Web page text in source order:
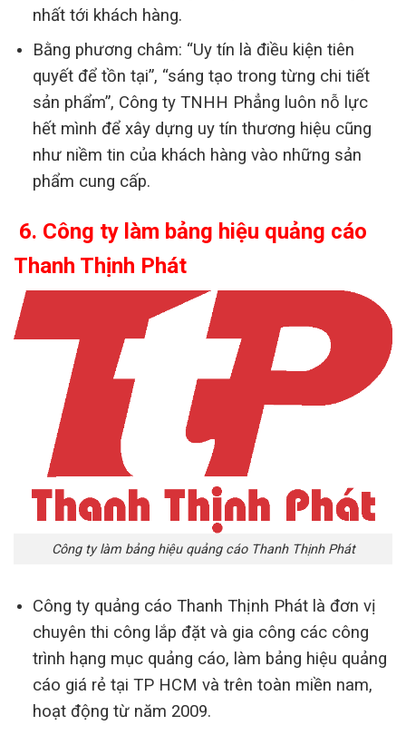
nhất tới khách hàng.
Bằng phương châm: “Uy tín là điều kiện tiên
quyết để tồn tại”, “sáng tạo trong từng chi tiết
sản phẩm”, Công ty TNHH Phẳng luôn nỗ lực
hết mình để xây dựng uy tín thương hiệu cũng
như niềm tin của khách hàng vào những sản
phẩm cung cấp.
6. Công ty làm bảng hiệu quảng cáo
Thanh Thịnh Phát
Công ty làm bảng hiệu quảng cáo Thanh Thịnh Phát
Công ty quảng cáo Thanh Thịnh Phát là đơn vị
chuyên thi công lắp đặt và gia công các công
trình hạng mục quảng cáo, làm bảng hiệu quảng
cáo giá rẻ tại TP HCM và trên toàn miền nam,
hoạt động từ năm 2009.